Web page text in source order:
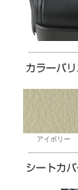
アイボリー